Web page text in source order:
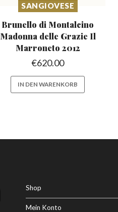
SANGIOVESE
Brunello di Montalcino
Madonna delle Grazie Il
Marroneto 2012
€620.00
IN DEN WARENKORB
Shop
Mein Konto